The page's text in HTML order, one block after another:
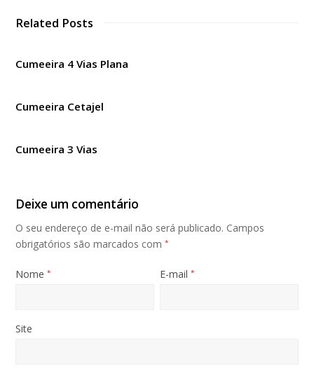
Related Posts
Cumeeira 4 Vias Plana
Cumeeira Cetajel
Cumeeira 3 Vias
Deixe um comentário
O seu endereço de e-mail não será publicado. Campos
obrigatórios são marcados com*
Nome* E-mail*
Site